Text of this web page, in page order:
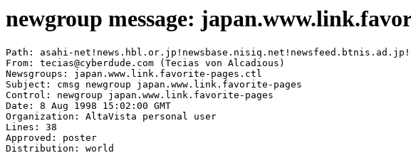
newgroup message:
Path: asahi-
From: tecias@cyberdude.com (Tecias von Alcadious)
Newsgroups: japan.www.link.favorite-pages.ctl
Subject: cmsg newgroup japan.www.link.favorite-pages
Control: newgroup japan.www.link.favorite-pages
Date: 8 Aug 1998 15:02:00 GMT
Organization: AltaVista personal user
Lines: 38
Approved: poster
Distribution: world